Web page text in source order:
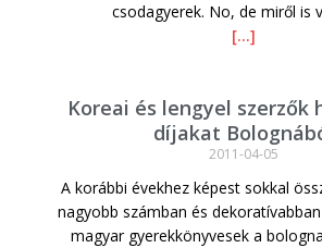
csodagyerek. No, de miről is
[…]
Koreai és lengyel szerzők
díjakat
2011-04-05
A korábbi évekhez képest sokkal
nagyobb számban és
magyar gyerekkönyvesek a